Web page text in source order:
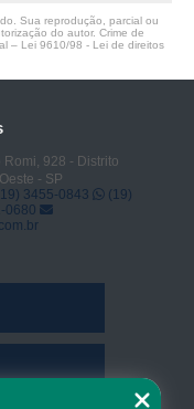
Sua reprodução, parcial ou
do autor. Crime de
– Lei 9610/98 - Lei de direitos
928 - Distrito
- SP
3455-0843
(19)
0680